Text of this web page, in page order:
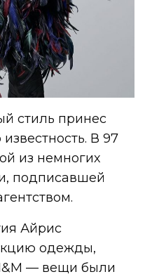
стиль принес
В 97
из немногих
подписавшей
Айрис
одежды,
— вещи были